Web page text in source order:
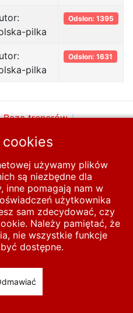
pilka
Odsłon: 1395
pilka
Odsłon: 1631
Baza trenerów
internetowe All Rights
cookies
używamy plików
są niezbędne dla
inne pomagają nam w
użytkownika
sam zdecydować, czy
Należy pamiętać, że
nie wszystkie funkcje
dostępne.